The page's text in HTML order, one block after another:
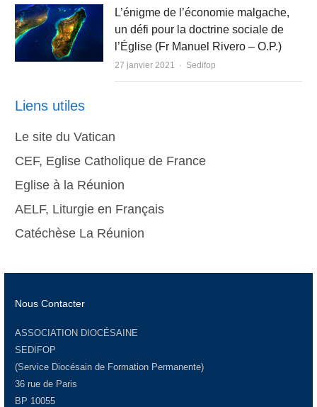
L’énigme de l’économie malgache,
un défi pour la doctrine sociale de
l’Église (Fr Manuel Rivero – O.P.)
27 janvier 2021 Author
Sedifop
Liens utiles
Le site du Vatican
CEF, Eglise Catholique de France
Eglise à la Réunion
AELF, Liturgie en Français
Catéchèse La Réunion
Nous Contacter
ASSOCIATION DIOCÉSAINE
SEDIFOP
(Service Diocésain de Formation Permanente)
36 rue de Paris
BP 10055